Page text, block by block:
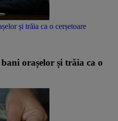
și trăia ca o cerșetoare
orașelor și trăia ca o